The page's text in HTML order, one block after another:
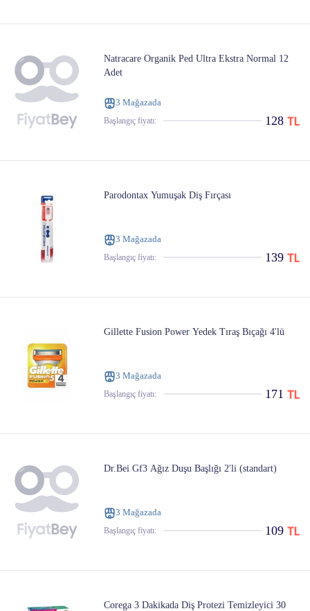
Natracare Organik Ped Ultra Ekstra Normal 12
Adet
3 Mağazada
Başlangıç ​​fiyatı: 128
Parodontax Yumuşak Diş Fırçası
3 Mağazada
Başlangıç ​​fiyatı: 139
Gillette Fusion Power Yedek Tıraş Bıçağı 4'lü
3 Mağazada
Başlangıç ​​fiyatı: 171
Dr.Bei Gf3 Ağız Duşu Başlığı 2'li (standart)
3 Mağazada
Başlangıç ​​fiyatı: 109
Corega 3 Dakikada Diş Protezi Temizleyici 30